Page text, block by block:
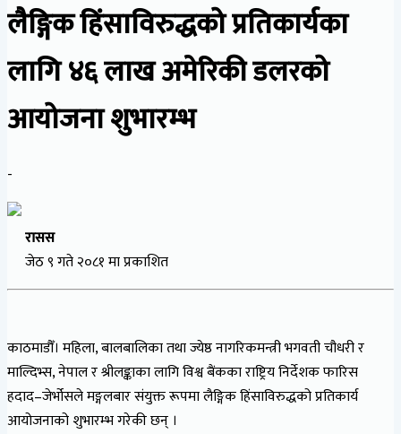
लैङ्गिक हिंसाविरुद्धको प्रतिकार्यका
लागि ४६ लाख अमेरिकी डलरको
आयोजना शुभारम्भ
-
रासस
जेठ ९ गते २०८१ मा प्रकाशित
काठमाडौँ। महिला, बालबालिका तथा ज्येष्ठ नागरिकमन्त्री भगवती चौधरी र
माल्दिभ्स, नेपाल र श्रीलङ्काका लागि विश्व बैंकका राष्ट्रिय निर्देशक फारिस
हदाद–जेर्भोसले मङ्गलबार संयुक्त रूपमा लैङ्गिक हिंसाविरुद्धको प्रतिकार्य
आयोजनाको शुभारम्भ गरेकी छन् ।